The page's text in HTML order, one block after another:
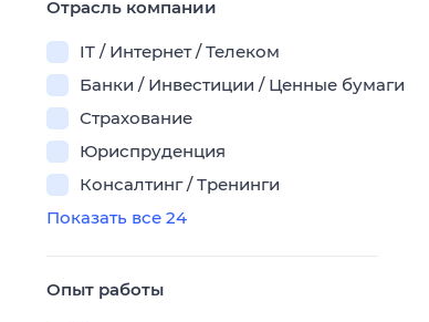
Отрасль компании
IT / Интернет / Телеком
Банки / Инвестиции / Ценные бумаги
Страхование
Юриспруденция
Консалтинг / Тренинги
Показать все 24
Опыт работы